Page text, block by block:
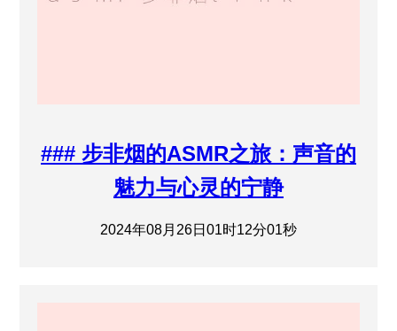
### 步非烟的ASMR之旅：声音的
魅力与心灵的宁静
2024年08月26日01时12分01秒